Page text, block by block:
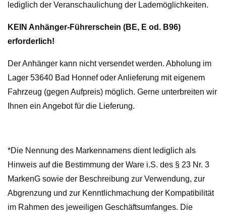
lediglich der Veranschaulichung der Lademöglichkeiten.
KEIN Anhänger-Führerschein (BE, E od. B96)
erforderlich!
Der Anhänger kann nicht versendet werden. Abholung im
Lager 53640 Bad Honnef oder Anlieferung mit eigenem
Fahrzeug (gegen Aufpreis) möglich. Gerne unterbreiten wir
Ihnen ein Angebot für die Lieferung.
*Die Nennung des Markennamens dient lediglich als
Hinweis auf die Bestimmung der Ware i.S. des § 23 Nr. 3
MarkenG sowie der Beschreibung zur Verwendung, zur
Abgrenzung und zur Kenntlichmachung der Kompatibilität
im Rahmen des jeweiligen Geschäftsumfanges. Die